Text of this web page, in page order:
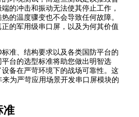
的冲击和振动无法使其停止工作，
的温度骤变也不会导致任何故障。
的军用级串口屏，以及为何其价值
准、结构要求以及各类国防平台的
台的选型标准将助您做出明智选
备在严苛环境下的战场可靠性。这
为严苛应用场景开发串口屏模块的
准